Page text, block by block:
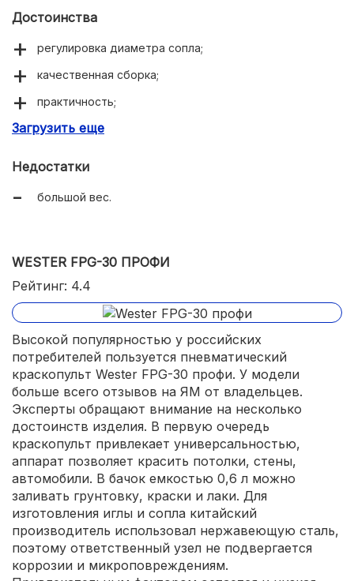
Достоинства
регулировка диаметра сопла;
качественная сборка;
практичность;
долговечность.
Загрузить еще
Недостатки
большой вес.
WESTER FPG-30 ПРОФИ
Рейтинг: 4.4
Высокой популярностью у российских
потребителей пользуется пневматический
краскопульт Wester FPG-30 профи. У модели
больше всего отзывов на ЯМ от владельцев.
Эксперты обращают внимание на несколько
достоинств изделия. В первую очередь
краскопульт привлекает универсальностью,
аппарат позволяет красить потолки, стены,
автомобили. В бачок емкостью 0,6 л можно
заливать грунтовку, краски и лаки. Для
изготовления иглы и сопла китайский
производитель использовал нержавеющую сталь,
поэтому ответственный узел не подвергается
коррозии и микроповреждениям.